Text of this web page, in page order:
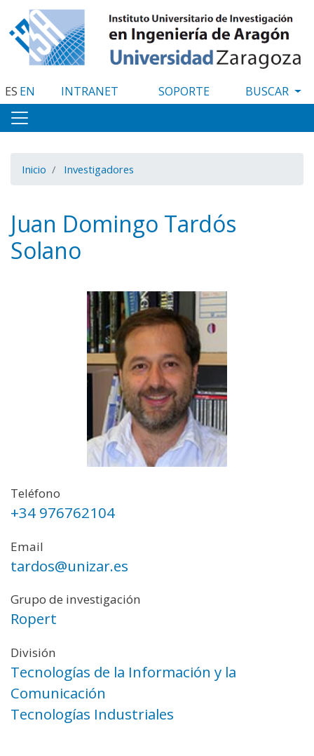
al
contenido
principal
ES EN INTRANET SOPORTE
Inicio Investigadores
Juan Domingo Tardós
Solano
Teléfono
+34 976762104
Email
tardos@unizar.es
Grupo de investigación
Ropert
División
Tecnologías de la Información y la
Comunicación
Tecnologías Industriales